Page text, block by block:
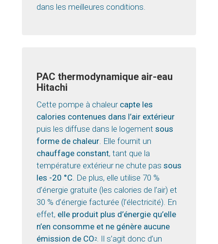
dans les meilleures conditions.
PAC thermodynamique air-eau
Hitachi
Cette pompe à chaleurcapte les
calories contenues dans l’air extérieur
puis les diffuse dans le logement sous
forme de chaleur . Elle fournit un
chauffage constant, tant que la
température extérieur ne chute pas sous
les -20 °C . De plus, elle utilise 70 %
d’énergie gratuite (les calories de l’air) et
30 % d’énergie facturée (l’électricité). En
effet, elle produit plus d’énergie qu’elle
n’en consomme et ne génère aucune
émission de CO2. Il s’agit donc d’un